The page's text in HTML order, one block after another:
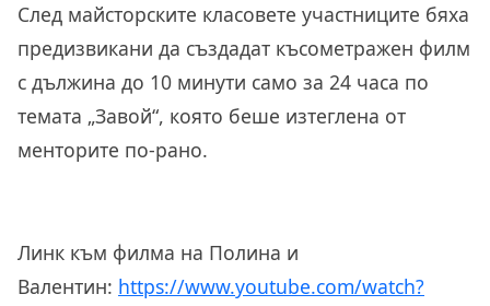
След майсторските класовете участниците бяха
предизвикани да създадат късометражен филм
с дължина до 10 минути само за 24 часа по
темата „Завой“, която беше изтеглена от
менторите по-рано.
Линк към филма на Полина и
Валентин: https://www.youtube.com/watch?